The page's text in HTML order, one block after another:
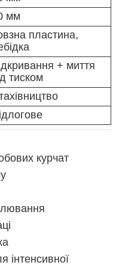
мм
пластина,
+ миття
тиском
курчат
інтенсивної